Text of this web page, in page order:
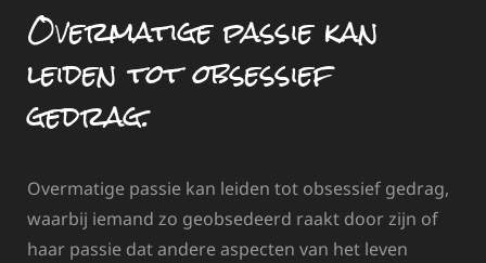
Overmatige passie kan
leiden tot obsessief
gedrag.
Overmatige passie kan leiden tot obsessief gedrag,
waarbij iemand zo geobsedeerd raakt door zijn of
haar passie dat andere aspecten van het leven